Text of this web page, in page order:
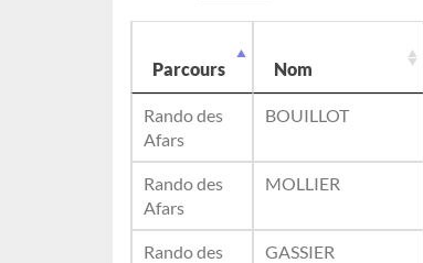
Parcours Nom
Rando des
Afars
BOUILLOT
Rando des
Afars
MOLLIER
Rando des
GASSIER